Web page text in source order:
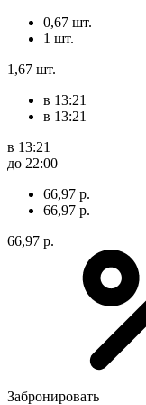
0,67 шт.
1 шт.
1,67 шт.
в 13:21
в 13:21
в 13:21
до 22:00
66,97 р.
66,97 р.
66,97 р.
Забронировать